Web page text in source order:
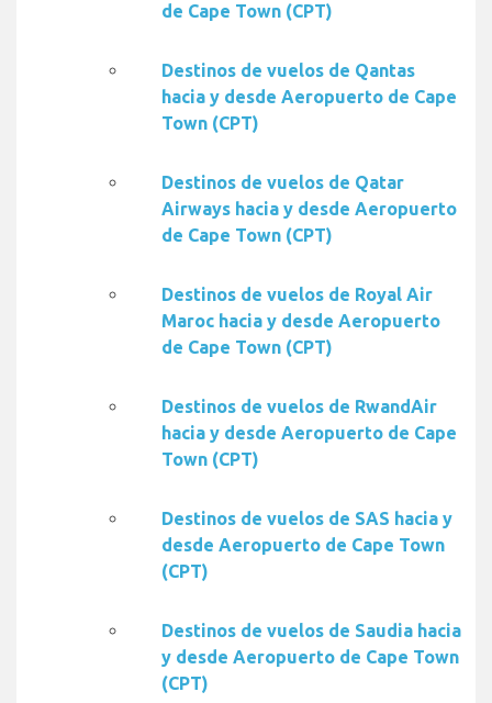
de Cape Town (CPT)
Destinos de vuelos de Qantas
hacia y desde Aeropuerto de Cape
Town (CPT)
Destinos de vuelos de Qatar
Airways hacia y desde Aeropuerto
de Cape Town (CPT)
Destinos de vuelos de Royal Air
Maroc hacia y desde Aeropuerto
de Cape Town (CPT)
Destinos de vuelos de RwandAir
hacia y desde Aeropuerto de Cape
Town (CPT)
Destinos de vuelos de SAS hacia y
desde Aeropuerto de Cape Town
(CPT)
Destinos de vuelos de Saudia hacia
y desde Aeropuerto de Cape Town
(CPT)